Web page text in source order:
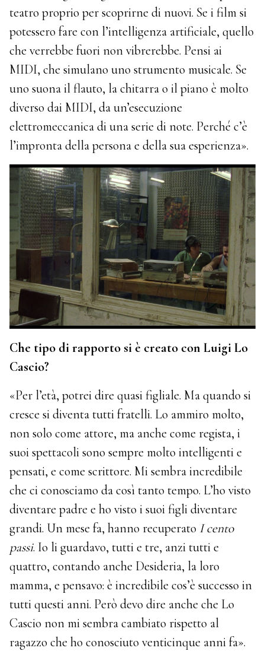
teatro proprio per scoprirne di nuovi. Se i film si
potessero fare con l’intelligenza artificiale, quello
che verrebbe fuori non vibrerebbe. Pensi ai
MIDI, che simulano uno strumento musicale. Se
uno suona il flauto, la chitarra o il piano è molto
diverso dai MIDI, da un’esecuzione
elettromeccanica di una serie di note. Perché c’è
l’impronta della persona e della sua esperienza».
Che tipo di rapporto si è creato con Luigi Lo
Cascio?
«Per l’età, potrei dire quasi figliale. Ma quando si
cresce si diventa tutti fratelli. Lo ammiro molto,
non solo come attore, ma anche come regista, i
suoi spettacoli sono sempre molto intelligenti e
pensati, e come scrittore. Mi sembra incredibile
che ci conosciamo da così tanto tempo. L’ho visto
diventare padre e ho visto i suoi figli diventare
grandi. Un mese fa, hanno recuperato I cento
passi. Io li guardavo, tutti e tre, anzi tutti e
quattro, contando anche Desideria, la loro
mamma, e pensavo: è incredibile cos’è successo in
tutti questi anni. Però devo dire anche che Lo
Cascio non mi sembra cambiato rispetto al
ragazzo che ho conosciuto venticinque anni fa».